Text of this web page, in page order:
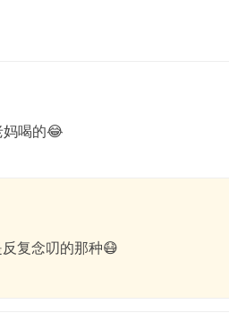
妈喝的😂
复念叨的那种😷